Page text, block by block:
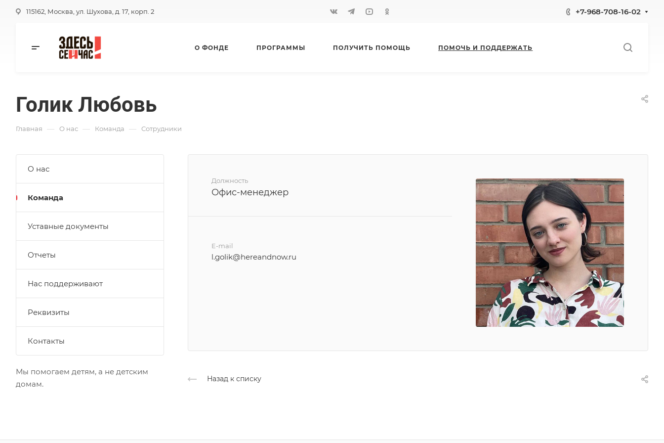
115162, Москва, ул. Шухова, д. 17, корп. 2 +7-968-708-16-02
О ФОНДЕ ПРОГРАММЫ ПОЛУЧИТЬ ПОМОЩЬ ПОМОЧЬ И ПОДДЕРЖАТЬ
Голик Любовь
Главная — О нас — Команда — Сотрудники
Должность
Офис-менеджер
E-mail
l.golik@hereandnow.ru
Назад к списку
О нас
Команда
Уставные документы
Отчеты
Нас поддерживают
Реквизиты
Контакты
Мы помогаем детям, а не детским
домам.